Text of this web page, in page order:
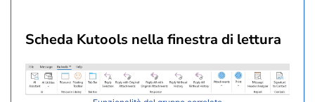
Scheda Kutools nella finestra di lettura